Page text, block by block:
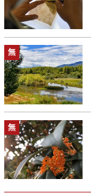
無
無